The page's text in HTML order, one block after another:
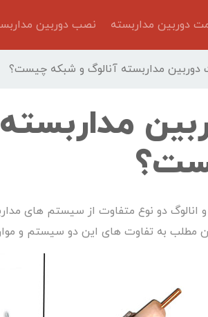
دوربین مداربسته نصب دوربین
دوربین مداربسته آنالوگ و شبکه چیست؟
انالوگ دو نوع متفاوت از سیستم های
مطلب به تفاوت های این دو سیستم و